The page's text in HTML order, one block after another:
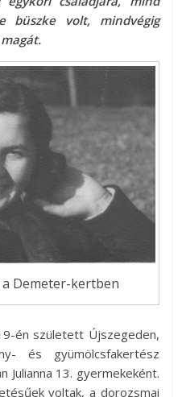
büszke volt, mindvégig
Demeter-kertben
én született Újszegeden,
és gyümölcsfakertész
Julianna 13. gyermekeként.
voltak, a dorozsmai